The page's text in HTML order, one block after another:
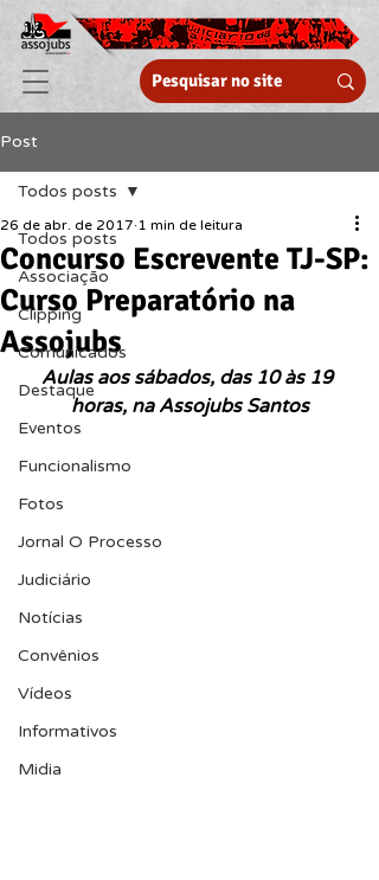
Post
Todos posts
Associação
Clipping
Comunicados
Destaque
Eventos
Funcionalismo
Fotos
Jornal O Processo
Judiciário
Notícias
Convênios
Vídeos
Informativos
Midia
Todos posts
Concurso Escrevente TJ-SP:
Curso Preparatório na
Assojubs
26 de abr. de 2017 1 min de leitura
Aulas aos sábados, das 10 às 19
horas, na Assojubs Santos